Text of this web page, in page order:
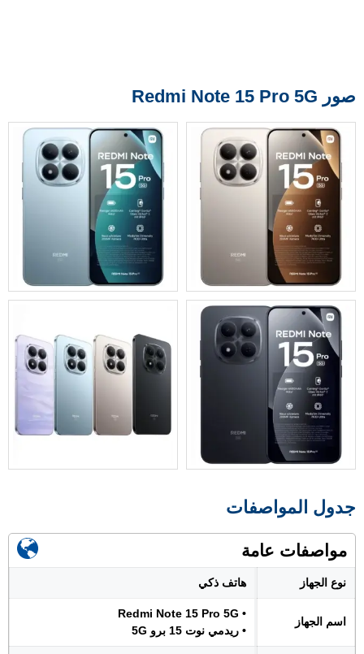
صور Redmi Note 15 Pro 5G
جدول المواصفات
مواصفات عامة
نوع الجهاز هاتف ذكي
اسم الجهاز
• Redmi Note 15 Pro 5G
• ريدمي نوت 15 برو 5G